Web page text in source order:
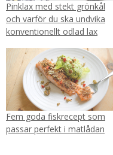
Pinklax med stekt grönkål
och varför du ska undvika
konventionellt odlad lax
Fem goda fiskrecept som
passar perfekt i matlådan